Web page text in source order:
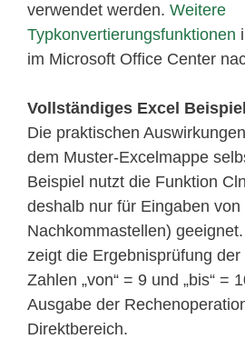
verwendet werden. Weitere
Typkonvertierungsfunktionen
im Microsoft Office Center
Vollständiges Excel
Die praktischen
dem Muster-Excelmappe
Beispiel nutzt die Funktion
deshalb nur für Eingaben
Nachkommastellen)
zeigt die Ergebnisprüfung
Zahlen „von“ = 9 und „bis“ =
Ausgabe der
Direktbereich.